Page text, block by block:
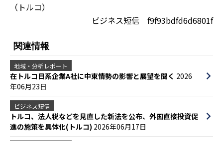
（トルコ）
ビジネス短信 f9f93bdfd6d6801f
関連情報
地域・分析レポート
在トルコ日系企業A社に中東情勢の影響と展望を聞く 2026
年06月23日
ビジネス短信
トルコ、法人税などを見直した新法を公布、外国直接投資促
進の施策を具体化(トルコ) 2026年06月17日